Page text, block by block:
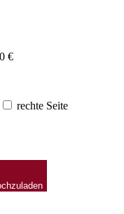
€
rechte Seite